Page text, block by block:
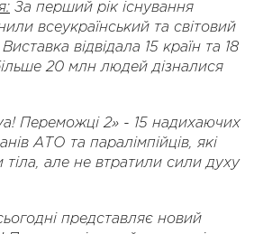
За перший рік існування
всеукраїнський та світовий
відвідала 15 країн та 18
20 млн людей дізналися
! Переможці 2» - 15 надихаючих
АТО та паралімпійців, які
тіла, але не втратили сили духу
представляє новий